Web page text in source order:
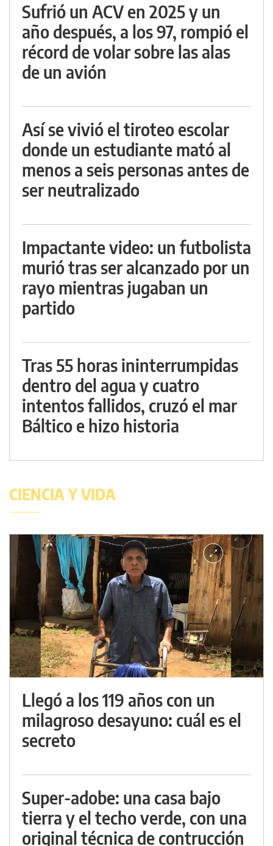
Sufrió un ACV en 2025 y un
año después, a los 97, rompió el
récord de volar sobre las alas
de un avión
Así se vivió el tiroteo escolar
donde un estudiante mató al
menos a seis personas antes de
ser neutralizado
Impactante video: un futbolista
murió tras ser alcanzado por un
rayo mientras jugaban un
partido
Tras 55 horas ininterrumpidas
dentro del agua y cuatro
intentos fallidos, cruzó el mar
Báltico e hizo historia
CIENCIA Y VIDA
Llegó a los 119 años con un
milagroso desayuno: cuál es el
secreto
Super-adobe: una casa bajo
tierra y el techo verde, con una
original técnica de contrucción